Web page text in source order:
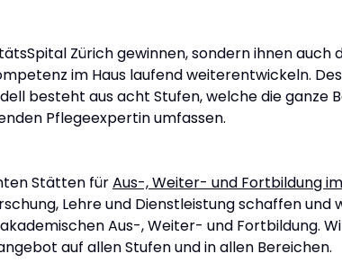
Zürich gewinnen, sondern ihnen auch
im Haus laufend weiterentwickeln.
besteht aus acht Stufen, welche die
Pflegeexpertin umfassen.
Stätten fürAus-, Weiter- und Fortbildung
Lehre und Dienstleistung schaffen
Aus-, Weiter- und Fortbildung.
auf allen Stufen und in allen Bereichen.